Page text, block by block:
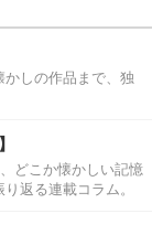
しの作品まで、独
どこか懐かしい記憶
返る連載コラム。